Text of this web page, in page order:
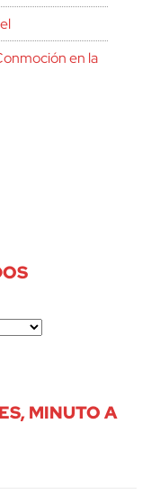
en la
MINUTO A